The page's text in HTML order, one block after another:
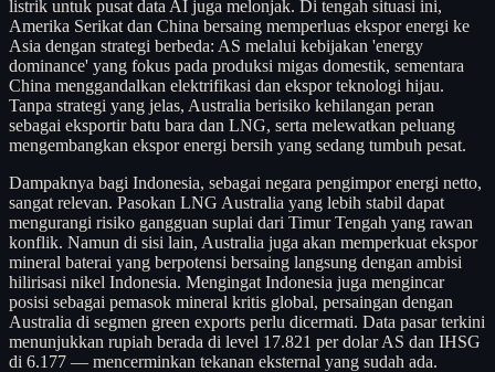
listrik untuk pusat data AI juga melonjak. Di tengah situasi ini,
Amerika Serikat dan China bersaing memperluas ekspor energi ke
Asia dengan strategi berbeda: AS melalui kebijakan 'energy
dominance' yang fokus pada produksi migas domestik, sementara
China menggandalkan elektrifikasi dan ekspor teknologi hijau.
Tanpa strategi yang jelas, Australia berisiko kehilangan peran
sebagai eksportir batu bara dan LNG, serta melewatkan peluang
mengembangkan ekspor energi bersih yang sedang tumbuh pesat.
Dampaknya bagi Indonesia, sebagai negara pengimpor energi netto,
sangat relevan. Pasokan LNG Australia yang lebih stabil dapat
mengurangi risiko gangguan suplai dari Timur Tengah yang rawan
konflik. Namun di sisi lain, Australia juga akan memperkuat ekspor
mineral baterai yang berpotensi bersaing langsung dengan ambisi
hilirisasi nikel Indonesia. Mengingat Indonesia juga mengincar
posisi sebagai pemasok mineral kritis global, persaingan dengan
Australia di segmen green exports perlu dicermati. Data pasar terkini
menunjukkan rupiah berada di level 17.821 per dolar AS dan IHSG
di 6.177 — mencerminkan tekanan eksternal yang sudah ada.